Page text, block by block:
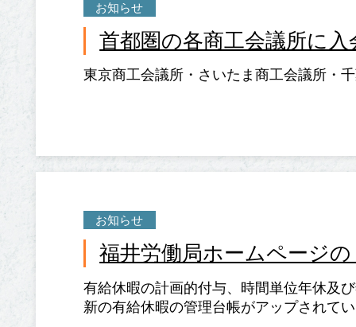
お知らせ
首都圏の各商工会議所に
東京商工会議所・さいたま商工会議所・
お知らせ
福井労働局ホームページ
有給休暇の計画的付与、時間単位年休及
新の有給休暇の管理台帳がアップされて